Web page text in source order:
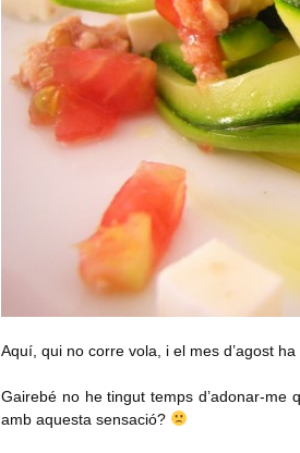
Aquí, qui no corre vola, i el mes d’agost ha
Gairebé no he tingut temps d’adonar-me
amb aquesta sensació?